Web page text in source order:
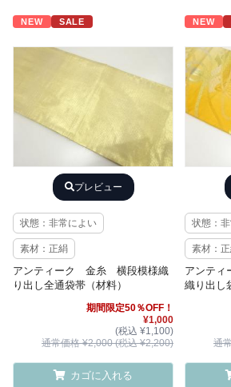
NEW SALE
プレビュー
状態：非常によい
素材：正絹
アンティーク 金糸 横段模様織
り出し全通袋帯（材料）
期間限定50％OFF！
¥1,000
(税込 ¥1,100)
通常価格 ¥2,000 (税込 ¥2,200)
カゴに入れる
NEW
状態：
素材：
アンテ
織り出し
通